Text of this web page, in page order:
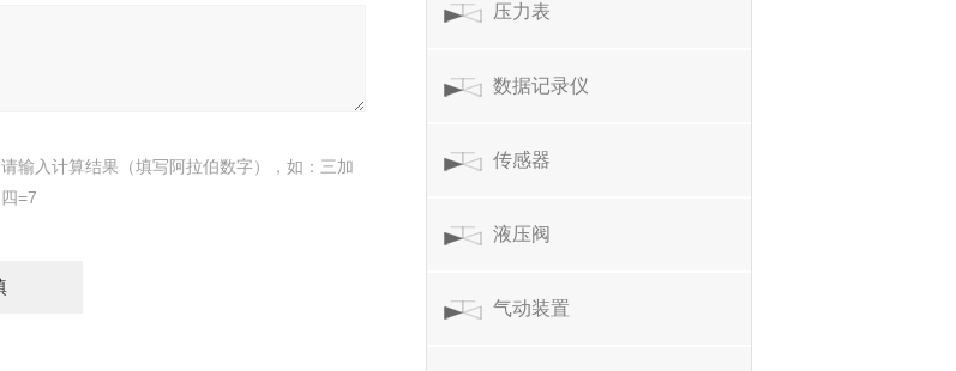
请输入计算结果（填写阿拉伯数字），如：三加
四=7
压力表
数据记录仪
传感器
液压阀
气动装置